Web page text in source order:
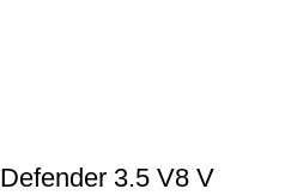
Defender 3.5 V8 V